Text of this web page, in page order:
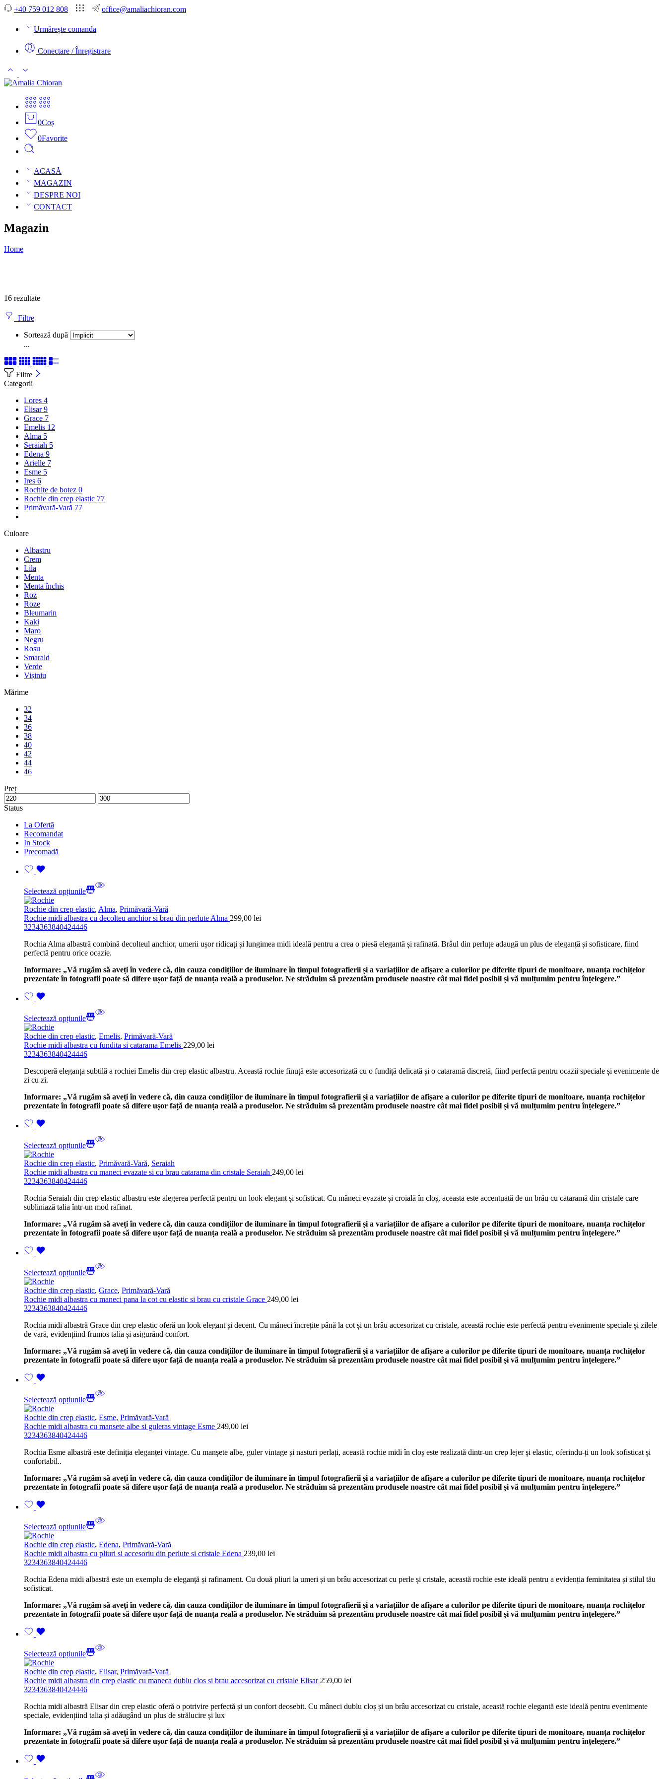
+40 759 012 808 office@amaliachioran.com
Urmărește comanda
Conectare / Înregistrare
0Coș
0Favorite
ACASĂ
MAGAZIN
DESPRE NOI
CONTACT
Magazin
Home
16 rezultate
Filtre
Sortează după
...
Filtre
Categorii
Lores 4
Elisar9
Grace 7
Emelis 12
Alma 5
Seraiah 5
Edena 9
Arielle 7
Esme 5
Ires 6
Rochițe de botez 0
Rochie din crep elastic 77
Primăvară-Vară 77
Culoare
Albastru
Crem
Lila
Menta
Menta închis
Roz
Roze
Bleumarin
Kaki
Maro
Negru
Roșu
Smarald
Verde
Vișiniu
Mărime
32
34
36
38
40
42
44
46
Preț
Status
La Ofertă
Recomandat
In Stock
Precomadă
Selectează opțiunile
Rochie din crep elastic, Alma, Primăvară-Vară
Rochie midi albastra cu decolteu anchior si brau din perlute Alma 299,00 lei
3234363840424446
Rochia Alma albastră combină decolteul anchior, umerii ușor ridicați și lungimea midi ideală pentru a crea o piesă elegantă și rafinată. Brâul din perluțe adaugă un plus de eleganță și sofisticare, fiind
perfectă pentru orice ocazie.
Informare: „Vă rugăm să aveți în vedere că, din cauza condițiilor de iluminare în timpul fotografierii și a variațiilor de afișare a culorilor pe diferite tipuri de monitoare, nuanța rochițelor
prezentate în fotografii poate să difere ușor față de nuanța reală a produselor. Ne străduim să prezentăm produsele noastre cât mai fidel posibil și vă mulțumim pentru înțelegere.”
Selectează opțiunile
Rochie din crep elastic, Emelis, Primăvară-Vară
Rochie midi albastra cu fundita si catarama Emelis 229,00 lei
3234363840424446
Descoperă eleganța subtilă a rochiei Emelis din crep elastic albastru. Această rochie finuță este accesorizată cu o fundiță delicată și o cataramă discretă, fiind perfectă pentru ocazii speciale și evenimente de
zi cu zi.
Informare: „Vă rugăm să aveți în vedere că, din cauza condițiilor de iluminare în timpul fotografierii și a variațiilor de afișare a culorilor pe diferite tipuri de monitoare, nuanța rochițelor
prezentate în fotografii poate să difere ușor față de nuanța reală a produselor. Ne străduim să prezentăm produsele noastre cât mai fidel posibil și vă mulțumim pentru înțelegere.”
Selectează opțiunile
Rochie din crep elastic, Primăvară-Vară, Seraiah
Rochie midi albastra cu maneci evazate si cu brau catarama din cristale Seraiah 249,00 lei
3234363840424446
Rochia Seraiah din crep elastic albastru este alegerea perfectă pentru un look elegant și sofisticat. Cu mâneci evazate și croială în cloș, aceasta este accentuată de un brâu cu cataramă din cristale care
subliniază talia într-un mod rafinat.
Informare: „Vă rugăm să aveți în vedere că, din cauza condițiilor de iluminare în timpul fotografierii și a variațiilor de afișare a culorilor pe diferite tipuri de monitoare, nuanța rochițelor
prezentate în fotografii poate să difere ușor față de nuanța reală a produselor. Ne străduim să prezentăm produsele noastre cât mai fidel posibil și vă mulțumim pentru înțelegere.”
Selectează opțiunile
Rochie din crep elastic, Grace, Primăvară-Vară
Rochie midi albastra cu maneci pana la cot cu elastic si brau cu cristale Grace 249,00 lei
3234363840424446
Rochia midi albastră Grace din crep elastic oferă un look elegant și decent. Cu mâneci încrețite până la cot și un brâu accesorizat cu cristale, această rochie este perfectă pentru evenimente speciale și zilele
de vară, evidențiind frumos talia și asigurând confort.
Informare: „Vă rugăm să aveți în vedere că, din cauza condițiilor de iluminare în timpul fotografierii și a variațiilor de afișare a culorilor pe diferite tipuri de monitoare, nuanța rochițelor
prezentate în fotografii poate să difere ușor față de nuanța reală a produselor. Ne străduim să prezentăm produsele noastre cât mai fidel posibil și vă mulțumim pentru înțelegere.”
Selectează opțiunile
Rochie din crep elastic, Esme, Primăvară-Vară
Rochie midi albastra cu mansete albe si guleras vintage Esme 249,00 lei
3234363840424446
Rochia Esme albastră este definiția eleganței vintage. Cu manșete albe, guler vintage și nasturi perlați, această rochie midi în cloș este realizată dintr-un crep lejer și elastic, oferindu-ți un look sofisticat și
confortabil..
Informare: „Vă rugăm să aveți în vedere că, din cauza condițiilor de iluminare în timpul fotografierii și a variațiilor de afișare a culorilor pe diferite tipuri de monitoare, nuanța rochițelor
prezentate în fotografii poate să difere ușor față de nuanța reală a produselor. Ne străduim să prezentăm produsele noastre cât mai fidel posibil și vă mulțumim pentru înțelegere.”
Selectează opțiunile
Rochie din crep elastic, Edena, Primăvară-Vară
Rochie midi albastra cu pliuri si accesoriu din perlute si cristale Edena 239,00 lei
3234363840424446
Rochia Edena midi albastră este un exemplu de eleganță și rafinament. Cu două pliuri la umeri și un brâu accesorizat cu perle și cristale, această rochie este ideală pentru a evidenția feminitatea și stilul tău
sofisticat.
Informare: „Vă rugăm să aveți în vedere că, din cauza condițiilor de iluminare în timpul fotografierii și a variațiilor de afișare a culorilor pe diferite tipuri de monitoare, nuanța rochițelor
prezentate în fotografii poate să difere ușor față de nuanța reală a produselor. Ne străduim să prezentăm produsele noastre cât mai fidel posibil și vă mulțumim pentru înțelegere.”
Selectează opțiunile
Rochie din crep elastic, Elisar, Primăvară-Vară
Rochie midi albastra din crep elastic cu maneca dublu clos si brau accesorizat cu cristale Elisar 259,00 lei
3234363840424446
Rochia midi albastră Elisar din crep elastic oferă o potrivire perfectă și un confort deosebit. Cu mâneci dublu cloș și un brâu accesorizat cu cristale, această rochie elegantă este ideală pentru evenimente
speciale, evidențiind talia și adăugând un plus de strălucire și lux
Informare: „Vă rugăm să aveți în vedere că, din cauza condițiilor de iluminare în timpul fotografierii și a variațiilor de afișare a culorilor pe diferite tipuri de monitoare, nuanța rochițelor
prezentate în fotografii poate să difere ușor față de nuanța reală a produselor. Ne străduim să prezentăm produsele noastre cât mai fidel posibil și vă mulțumim pentru înțelegere.”